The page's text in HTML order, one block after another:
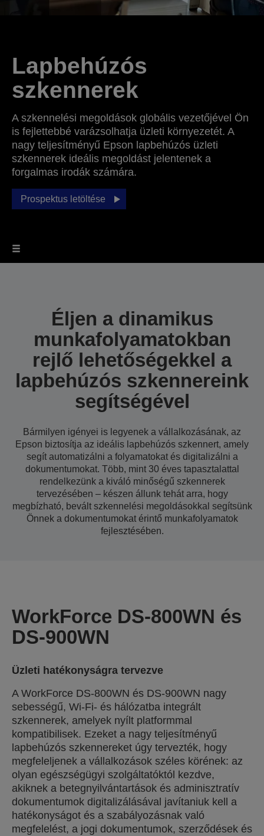
Lapbehúzós
szkennerek
A szkennelési megoldások globális vezetőjével Ön
is fejlettebbé varázsolhatja üzleti környezetét. A
nagy teljesítményű Epson lapbehúzós üzleti
szkennerek ideális megoldást jelentenek a
forgalmas irodák számára.
Prospektus letöltése
Éljen a dinamikus
munkafolyamatokban
rejlő lehetőségekkel a
lapbehúzós szkennereink
segítségével
Bármilyen igényei is legyenek a vállalkozásának, az
Epson biztosítja az ideális lapbehúzós szkennert, amely
segít automatizálni a folyamatokat és digitalizálni a
dokumentumokat. Több, mint 30 éves tapasztalattal
rendelkezünk a kiváló minőségű szkennerek
tervezésében – készen állunk tehát arra, hogy
megbízható, bevált szkennelési megoldásokkal segítsünk
Önnek a dokumentumokat érintő munkafolyamatok
fejlesztésében.
WorkForce DS-800WN és
DS-900WN
Üzleti hatékonyságra tervezve
A WorkForce DS-800WN és DS-900WN nagy
sebességű, Wi-Fi- és hálózatba integrált
szkennerek, amelyek nyílt platformmal
kompatibilisek. Ezeket a nagy teljesítményű
lapbehúzós szkennereket úgy tervezték, hogy
megfeleljenek a vállalkozások széles körének: az
olyan egészségügyi szolgáltatóktól kezdve,
akiknek a betegnyilvántartások és adminisztratív
dokumentumok digitalizálásával javítaniuk kell a
hatékonyságot és a szabályozásnak való
megfelelést, a jogi dokumentumok, szerződések és